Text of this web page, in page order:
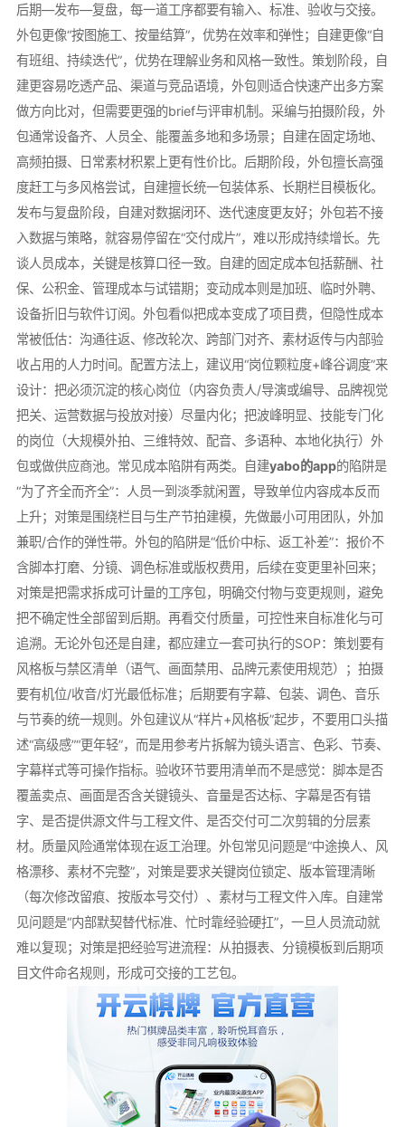
后期—发布—复盘，每一道工序都要有输入、标准、验收与交接。
外包更像“按图施工、按量结算”，优势在效率和弹性；自建更像“自
有班组、持续迭代”，优势在理解业务和风格一致性。策划阶段，自
建更容易吃透产品、渠道与竞品语境，外包则适合快速产出多方案
做方向比对，但需要更强的brief与评审机制。采编与拍摄阶段，外
包通常设备齐、人员全、能覆盖多地和多场景；自建在固定场地、
高频拍摄、日常素材积累上更有性价比。后期阶段，外包擅长高强
度赶工与多风格尝试，自建擅长统一包装体系、长期栏目模板化。
发布与复盘阶段，自建对数据闭环、迭代速度更友好；外包若不接
入数据与策略，就容易停留在“交付成片”，难以形成持续增长。先
谈人员成本，关键是核算口径一致。自建的固定成本包括薪酬、社
保、公积金、管理成本与试错期；变动成本则是加班、临时外聘、
设备折旧与软件订阅。外包看似把成本变成了项目费，但隐性成本
常被低估：沟通往返、修改轮次、跨部门对齐、素材返传与内部验
收占用的人力时间。配置方法上，建议用“岗位颗粒度+峰谷调度”来
设计：把必须沉淀的核心岗位（内容负责人/导演或编导、品牌视觉
把关、运营数据与投放对接）尽量内化；把波峰明显、技能专门化
的岗位（大规模外拍、三维特效、配音、多语种、本地化执行）外
包或做供应商池。常见成本陷阱有两类。自建yabo的app的陷阱是
“为了齐全而齐全”：人员一到淡季就闲置，导致单位内容成本反而
上升；对策是围绕栏目与生产节拍建模，先做最小可用团队，外加
兼职/合作的弹性带。外包的陷阱是“低价中标、返工补差”：报价不
含脚本打磨、分镜、调色标准或版权费用，后续在变更里补回来；
对策是把需求拆成可计量的工序包，明确交付物与变更规则，避免
把不确定性全部留到后期。再看交付质量，可控性来自标准化与可
追溯。无论外包还是自建，都应建立一套可执行的SOP：策划要有
风格板与禁区清单（语气、画面禁用、品牌元素使用规范）；拍摄
要有机位/收音/灯光最低标准；后期要有字幕、包装、调色、音乐
与节奏的统一规则。外包建议从“样片+风格板”起步，不要用口头描
述“高级感”“更年轻”，而是用参考片拆解为镜头语言、色彩、节奏、
字幕样式等可操作指标。验收环节要用清单而不是感觉：脚本是否
覆盖卖点、画面是否含关键镜头、音量是否达标、字幕是否有错
字、是否提供源文件与工程文件、是否交付可二次剪辑的分层素
材。质量风险通常体现在返工治理。外包常见问题是“中途换人、风
格漂移、素材不完整”，对策是要求关键岗位锁定、版本管理清晰
（每次修改留痕、按版本号交付）、素材与工程文件入库。自建常
见问题是“内部默契替代标准、忙时靠经验硬扛”，一旦人员流动就
难以复现；对策是把经验写进流程：从拍摄表、分镜模板到后期项
目文件命名规则，形成可交接的工艺包。